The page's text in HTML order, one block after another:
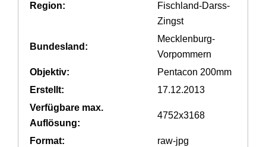
Region:
Fischland-Darss-
Zingst
Bundesland:
Mecklenburg-
Vorpommern
Objektiv:
Pentacon 200mm
Erstellt:
17.12.2013
Verfügbare max.
Auflösung:
4752x3168
Format:
raw-jpg